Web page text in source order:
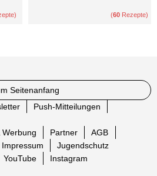
(60 Rezepte)
Seitenanfang
Push-Mitteilungen
Werbung Partner
AGB
Impressum
Jugendschutz
YouTube Instagram